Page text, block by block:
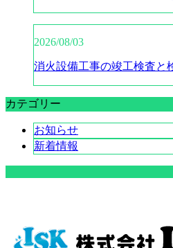
2026/08/03
消火設備工事の竣工検査と
カテゴリー
お知らせ
新着情報